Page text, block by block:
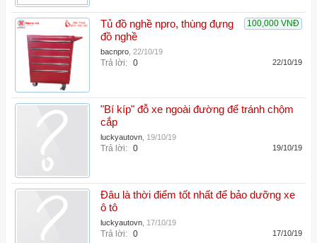
100,000 VNĐ
Tủ đồ nghề npro, thùng đựng
đồ nghề
bacnpro 22/10/19
Trả lời: 0 22/10/19
"Bí kíp" đỗ xe ngoài đường để tránh chộm
cắp
luckyautovn 19/10/19
Trả lời: 0 19/10/19
Đâu là thời điểm tốt nhất để bảo dưỡng xe
ô tô
luckyautovn 17/10/19
Trả lời: 0 17/10/19